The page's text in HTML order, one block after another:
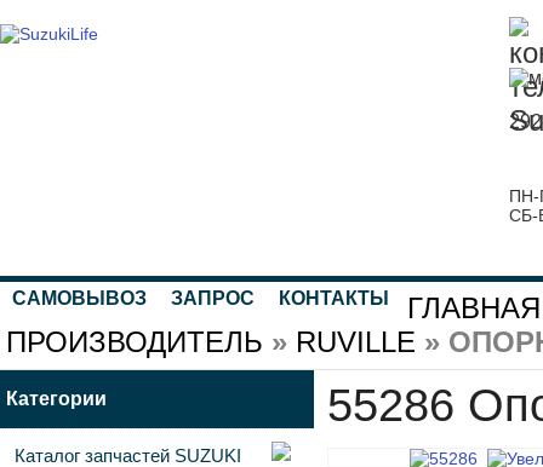
ПН-
СБ-
САМОВЫВОЗ ЗАПРОС КОНТАКТЫ ГЛАВНАЯ
ПРОИЗВОДИТЕЛЬ » RUVILLE »
55286
Категории
Каталог запчастей SUZUKI